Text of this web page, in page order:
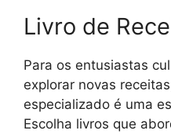
Livro de
Para os entusiastas
explorar novas
especializado é uma
Escolha livros que